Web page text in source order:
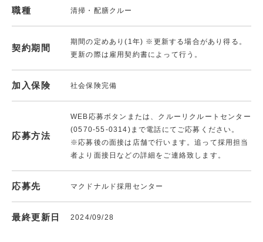
職種 清掃・配膳クルー
契約期間
期間の定めあり(1年) ※更新する場合があり得る。
更新の際は雇用契約書によって行う。
加入保険 社会保険完備
応募方法
WEB応募ボタンまたは、クルーリクルートセンター
(0570-55-0314)まで電話にてご応募ください。
※応募後の面接は店舗で行います。追って採用担当
者より面接日などの詳細をご連絡致します。
応募先 マクドナルド採用センター
最終更新日 2024/09/28